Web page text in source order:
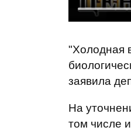
"Холодная
заявила
На
том числе